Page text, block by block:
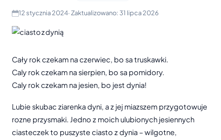
12 stycznia 2024· Zaktualizowano: 31 lipca 2026
Cały rok czekam na czerwiec, bo sa truskawki.
Caly rok czekam na sierpien, bo sa pomidory.
Caly rok czekam na jesien, bo jest dynia!
Lubie skubac ziarenka dyni, a z jej miazszem przygotowuje
rozne przysmaki. Jedno z moich ulubionych jesiennych
ciasteczek to puszyste ciasto z dynia – wilgotne,